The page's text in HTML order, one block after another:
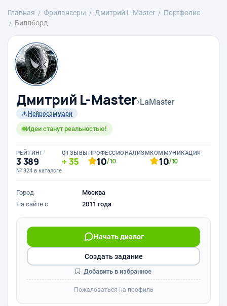
Главная Фрилансеры Дмитрий L-Master
Портфолио
Биллборд
Дмитрий L-Master›LaMaster
Нейросаммари
Идеи станут реальностью!
РЕЙТИНГ
3 389
№ 324 в каталоге
ОТЗЫВЫ
35
ПРОФЕССИОНАЛИЗМ
10/10
КОММУНИКАЦИЯ
10/10
Город
Москва
На сайте с
2011 года
Начать диалог
Создать задание
Добавить в избранное
Пожаловаться на профиль